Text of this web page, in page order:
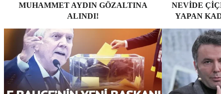
MUHAMMET AYDIN GÖZALTINA
ALINDI!
NEVİDE
YAPAN